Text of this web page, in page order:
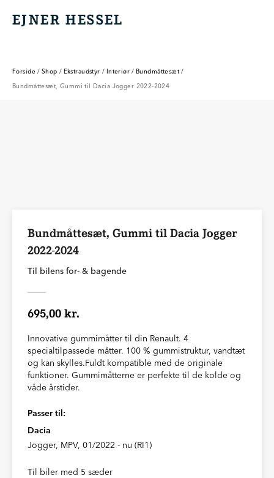
EJNER HESSEL
EJNER HESSEL
Forside / Shop / Ekstraudstyr / Interiør / Bundmåttesæt /
Bundmåttesæt, Gummi til Dacia Jogger 2022-2024
Bundmåttesæt, Gummi til Dacia Jogger
2022-2024
Til bilens for- & bagende
695,00 kr.
Innovative gummimåtter til din Renault. 4
specialtilpassede måtter. 100 % gummistruktur, vandtæt
og kan skylles.Fuldt kompatible med de originale
funktioner. Gummimåtterne er perfekte til de kolde og
våde årstider.
Passer til:
Dacia
Jogger, MPV, 01/2022 - nu (RI1)
Til biler med 5 sæder